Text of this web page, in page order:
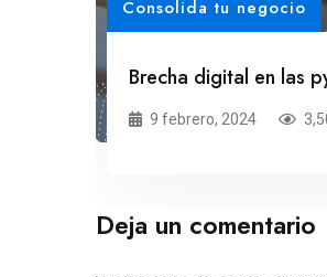
Consolida tu negocio
Brecha digital en las
9 febrero, 2024
Deja un comentario